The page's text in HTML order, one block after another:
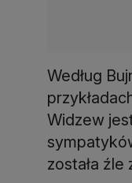
Według
Widzew
została